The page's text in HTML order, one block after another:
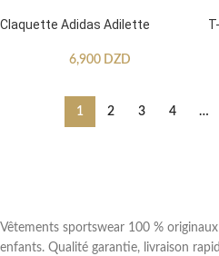
Claquette Adidas Adilette
6,900 DZD
1 2 3 4 …
Vêtements sportswear 100 %
enfants. Qualité garantie, livraison